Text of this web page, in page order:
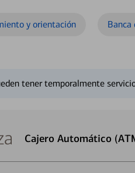
y orientación Banca
tener temporalmente
Cajero Automático